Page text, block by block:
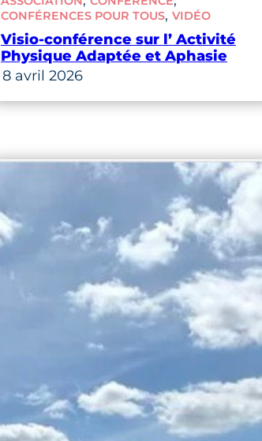
CONFÉRENCES POUR TOUS, VIDÉO
Visio-conférence sur l’ Activité
Physique Adaptée et Aphasie
8 avril 2026